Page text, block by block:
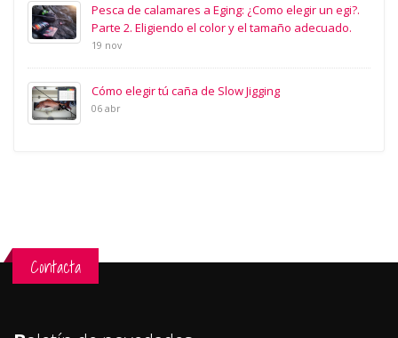
Pesca de calamares a Eging: ¿Como elegir un egi?.
Parte 2. Eligiendo el color y el tamaño adecuado.
19 nov
Cómo elegir tú caña de Slow Jigging
06 abr
Contacta